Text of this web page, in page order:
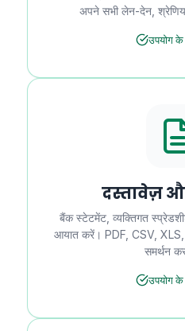
अपने सभी लेन-देन,
उपयोग के
दस्तावेज़
बैंक स्टेटमेंट, व्यक्तिगत
आयात करें। PDF, CSV,
समर्थन
उपयोग के